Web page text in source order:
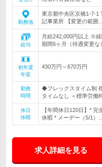
勤務地
東京都中央区京橋1-7-1
記事業所 【変更の範囲…
給与
月給242,000円以上 ※
期間6ヶ月（待遇変更
初年度
年収
430万円～670万円
勤務
時間
◆フレックスタイム制
タイムなし ＜標準労働
休日
休暇
【年間休日120日】*
休暇 * メーデー（5/1）…
求人詳細を見る